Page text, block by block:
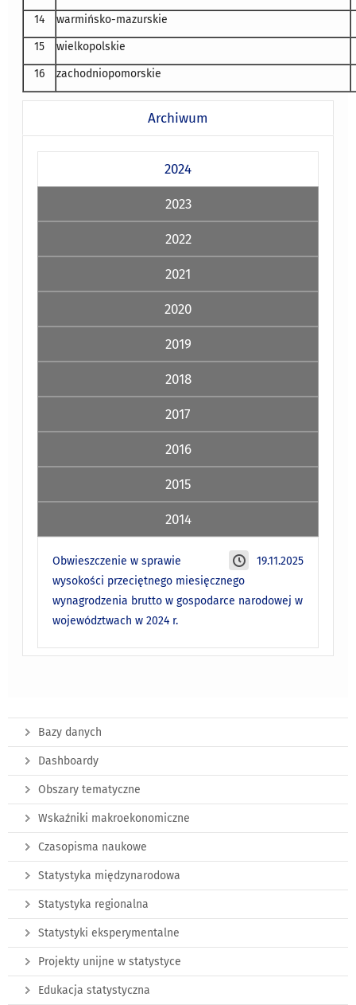
14
warmińsko-mazurskie
15
wielkopolskie
16
zachodniopomorskie
Archiwum
2024
2023
2022
2021
2020
2019
2018
2017
2016
2015
2014
19.11.2025
Obwieszczenie w sprawie
wysokości przeciętnego miesięcznego
wynagrodzenia brutto w gospodarce narodowej w
województwach w 2024 r.
Bazy danych
Dashboardy
Obszary tematyczne
Wskaźniki makroekonomiczne
Czasopisma naukowe
Statystyka międzynarodowa
Statystyka regionalna
Statystyki eksperymentalne
Projekty unijne w statystyce
Edukacja statystyczna